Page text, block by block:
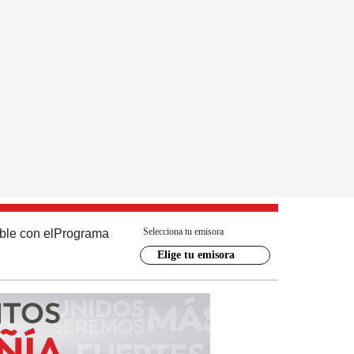
con el Programa Selecciona tu emisora
Elige tu emisora